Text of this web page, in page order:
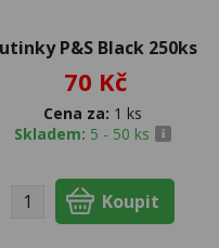
P&S Black 250ks
70 Kč
Cena za: 1 ks
Skladem: 5 - 50 ks